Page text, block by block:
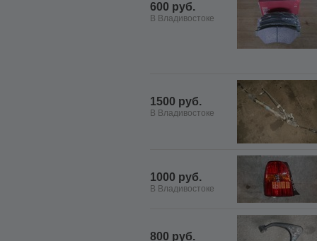
600 руб.
В Владивостоке
1500 руб.
В Владивостоке
1000 руб.
В Владивостоке
800 руб.